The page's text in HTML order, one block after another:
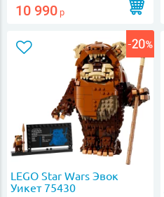
10 990 р
LEGO Star Wars Эвок
Уикет 75430